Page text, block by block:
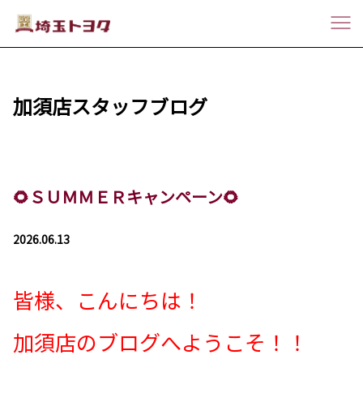
加須店スタッフブログ
🌻ＳＵＭＭＥＲキャンペーン🌻
2026.06.13
皆様、こんにちは！
加須店のブログへようこそ！！